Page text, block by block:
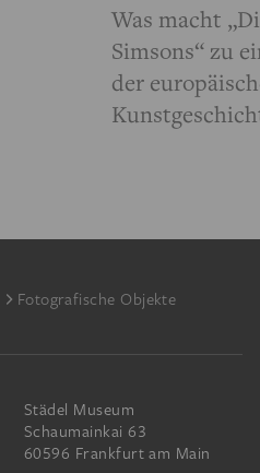
Was macht
Simsons“ zu
der
Fotografische Objekte
Städel Museum
Schaumainkai 63
60596 Frankfurt am Main